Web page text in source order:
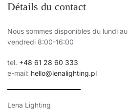
Détails du contact
Nous sommes disponibles du lundi au
vendredi 8:00-16:00
tel. +48 61 28 60 333
e-mail: hello@lenalighting.pl
Lena Lighting